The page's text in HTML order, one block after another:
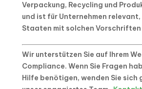
Verpackung, Recycling und
und ist für Unternehmen relevant,
Staaten mit solchen
Wir unterstützen Sie auf Ihrem
Compliance. Wenn Sie Fragen
Hilfe benötigen, wenden Sie sich